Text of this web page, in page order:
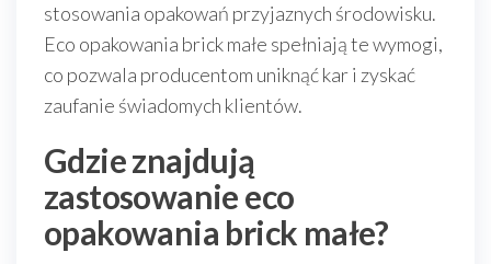
stosowania opakowań przyjaznych środowisku.
Eco opakowania brick małe spełniają te wymogi,
co pozwala producentom uniknąć kar i zyskać
zaufanie świadomych klientów.
Gdzie znajdują
zastosowanie eco
opakowania brick małe?